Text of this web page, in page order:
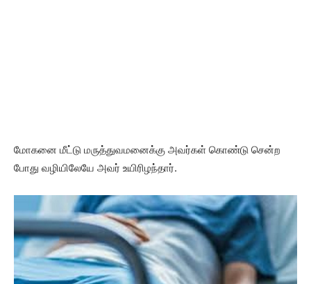
மோகனை மீட்டு மருத்துவமனைக்கு அவர்கள் கொண்டு சென்ற
போது வழியிலேயே அவர் உயிரிழந்தார்.